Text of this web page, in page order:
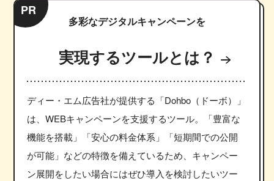
PR
多彩なデジタルキャンペーンを
実現するツールとは？
ディー・エム広告社が提供する「Dohbo（ドーボ）」
は、WEBキャンペーンを支援するツール。「豊富な
機能を搭載」「安心の料金体系」「短期間での公開
が可能」などの特徴を備えているため、キャンペー
ン展開をしたい場合にはぜひ導入を検討したいツー